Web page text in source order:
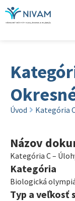
Úvod Kategória
Názov
Kategória C –
Kategória
Biologická
Typ a veľkosť